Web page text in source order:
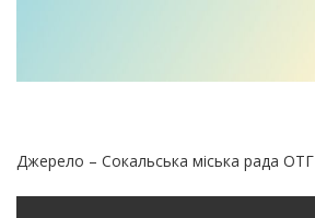
Джерело – Сокальська міська рада ОТГ